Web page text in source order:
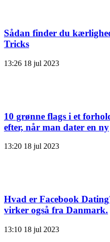
Sådan finder du
Tricks
13:26 18 jul 2023
10 grønne flags i et
efter, når man dater en ny
13:20 18 jul 2023
Hvad er Facebook
virker også fra Danmark.
13:10 18 jul 2023